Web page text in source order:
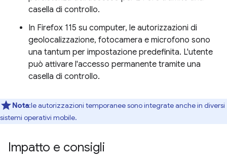
casella di controllo.
In Firefox 115 su computer, le autorizzazioni di
geolocalizzazione, fotocamera e microfono sono
una tantum per impostazione predefinita. L'utente
può attivare l'accesso permanente tramite una
casella di controllo.
Nota:le autorizzazioni temporanee sono integrate anche in diversi
sistemi operativi mobile.
Impatto e consigli